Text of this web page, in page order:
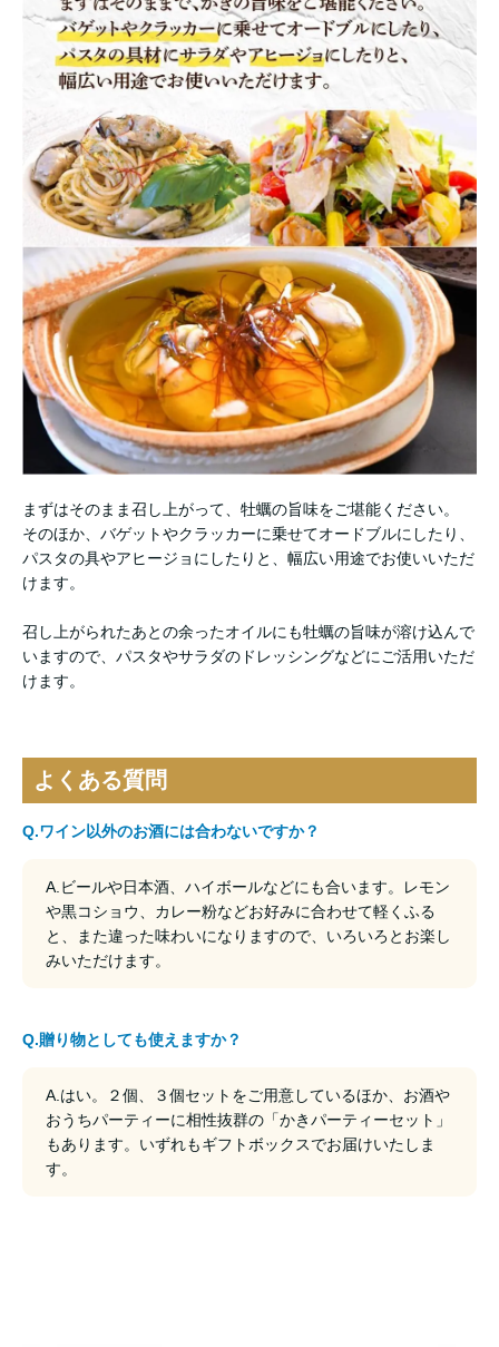
まずはそのまま召し上がって、牡蠣の旨味をご堪能ください。
そのほか、バゲットやクラッカーに乗せてオードブルにしたり、
パスタの具やアヒージョにしたりと、幅広い用途でお使いいただ
けます。
召し上がられたあとの余ったオイルにも牡蠣の旨味が溶け込んで
いますので、パスタやサラダのドレッシングなどにご活用いただ
けます。
よくある質問
Q.ワイン以外のお酒には合わないですか？
A.ビールや日本酒、ハイボールなどにも合います。レモン
や黒コショウ、カレー粉などお好みに合わせて軽くふる
と、また違った味わいになりますので、いろいろとお楽し
みいただけます。
Q.贈り物としても使えますか？
A.はい。２個、３個セットをご用意しているほか、お酒や
おうちパーティーに相性抜群の「かきパーティーセット」
もあります。いずれもギフトボックスでお届けいたしま
す。